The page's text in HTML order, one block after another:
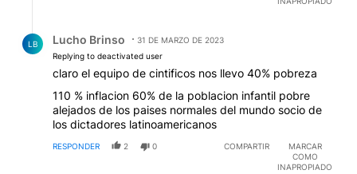
LB Lucho Brinso
31 DE MARZO DE 2023
Replying to deactivated user
claro el equipo de cintificos nos llevo 40% pobreza
110 % inflacion 60% de la poblacion infantil pobre
alejados de los paises normales del mundo socio de
los dictadores latinoamericanos
RESPONDER 2 0 COMPARTIR
MARCAR
COMO
INAPROPIADO